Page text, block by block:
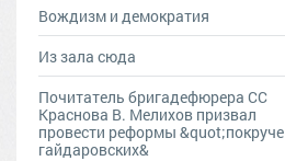
Вождизм и демократия
Из зала сюда
Почитатель бригадефюрера СС
Краснова В. Мелихов призвал
провести реформы &quot;покруче
гайдаровских&